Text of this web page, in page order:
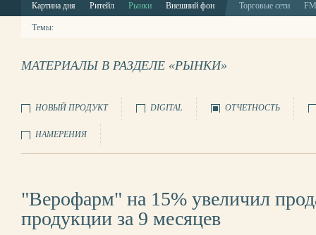
Картина дня Ритейл Рынки Внешний фон Торговые сети
Темы:
МАТЕРИАЛЫ В РАЗДЕЛЕ «РЫНКИ»
НОВЫЙ ПРОДУКТ DIGITAL ОТЧЕТНОСТЬ
НАМЕРЕНИЯ
"Верофарм" на 15% увеличил
продукции за 9 месяцев